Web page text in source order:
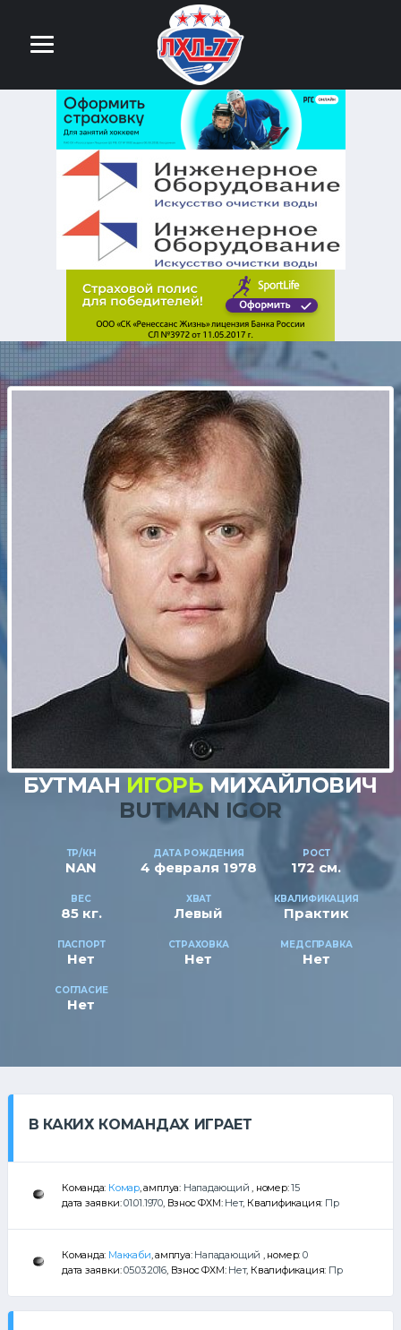
БУТМАН ИГОРЬ МИХАЙЛОВИЧ
BUTMAN IGOR
ТР/КН
NAN
ДАТА РОЖДЕНИЯ
4 февраля 1978
РОСТ
172 см.
ВЕС
85 кг.
ХВАТ
Левый
КВАЛИФИКАЦИЯ
Практик
ПАСПОРТ
Нет
СТРАХОВКА
Нет
МЕДСПРАВКА
Нет
СОГЛАСИЕ
Нет
В КАКИХ КОМАНДАХ ИГРАЕТ
Команда: Комар, амплуа: Нападающий , номер:15
дата заявки:01.01.1970, Взнос ФХМ: Нет, Квалификация: Пр
Команда: Маккаби, амплуа: Нападающий , номер: 0
дата заявки:05.03.2016, Взнос ФХМ: Нет, Квалификация: Пр